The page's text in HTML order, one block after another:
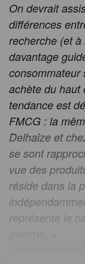
On devrait
différences
recherche (et à
davantage
consommateur
achète du haut
tendance est
FMCG : la
Delhaize et
se sont
vue des
réside dans la
représente le